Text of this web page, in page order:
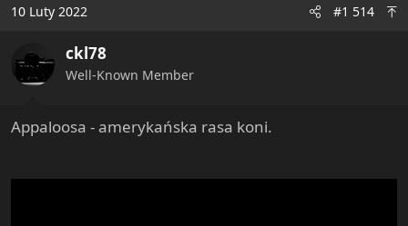
10 Luty 2022 #1 514
ckl78
Well-Known Member
Appaloosa - amerykańska rasa koni.